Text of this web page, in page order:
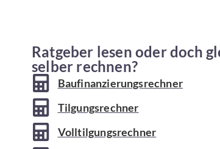
In
Ratgeber lesen oder doch
selber rechnen?
Baufinanzierungsrechner
Tilgungsrechner
Volltilgungsrechner